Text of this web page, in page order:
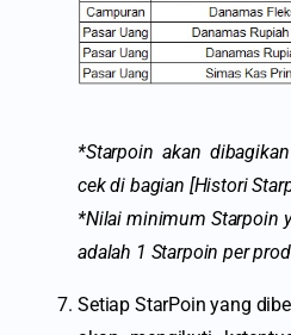
*Starpoin akan
cek di bagian [Histori
*Nilai minimum Starpoin
adalah 1 Starpoin per
Setiap StarPoin yang